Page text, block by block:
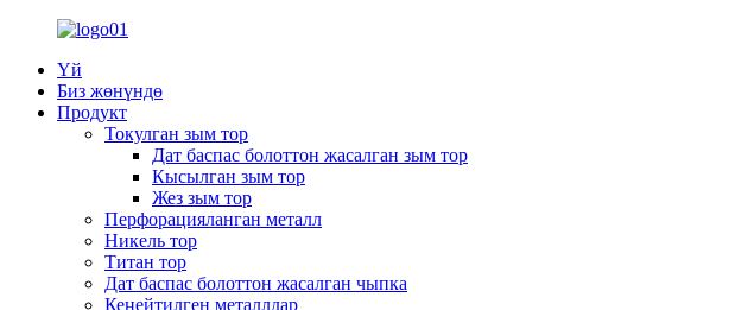
Үй
Биз жөнүндө
Продукт
Токулган зым тор
Дат баспас болоттон жасалган зым тор
Кысылган зым тор
Жез зым тор
Перфорацияланган металл
Никель тор
Титан тор
Дат баспас болоттон жасалган чыпка
Кеңейтилген металлдар